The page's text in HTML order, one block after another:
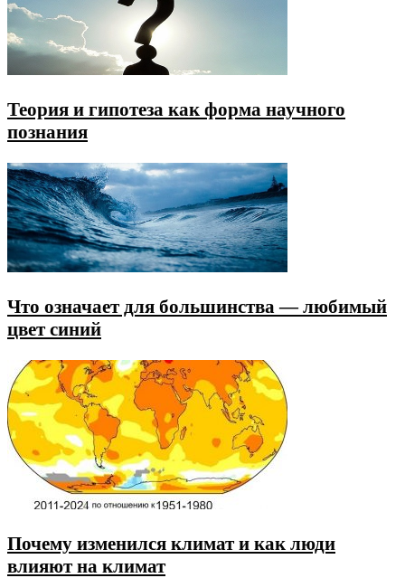
Теория и гипотеза как форма научного
познания
Что означает для большинства — любимый
цвет синий
Почему изменился климат и как люди
влияют на климат